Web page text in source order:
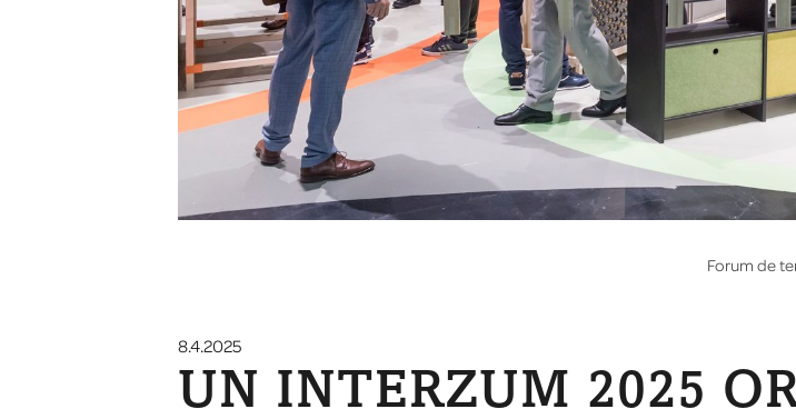
Forum de
8.4.2025
UN INTERZUM 2025